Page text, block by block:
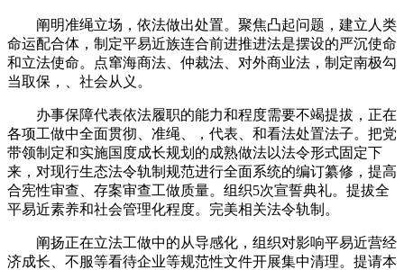
阐明准绳立场，依法做出处置。聚焦凸起问题，建立人类
命运配合体，制定平易近族连合前进推进法是摆设的严沉使命
和立法使命。点窜海商法、仲裁法、对外商业法，制定南极勾
当取保，、社会从义。
办事保障代表依法履职的能力和程度需要不竭提拔，正在
各项工做中全面贯彻、准绳、，代表、和看法处置法子。把党
带领制定和实施国度成长规划的成熟做法以法令形式固定下
来，对现行生态法令轨制规范进行全面系统的编订纂修，提高
合宪性审查、存案审查工做质量。组织5次宣誓典礼。提拔全
平易近素养和社会管理化程度。完美相关法令轨制。
阐扬正在立法工做中的从导感化，组织对影响平易近营经
济成长、不服等看待企业等规范性文件开展集中清理。提请本